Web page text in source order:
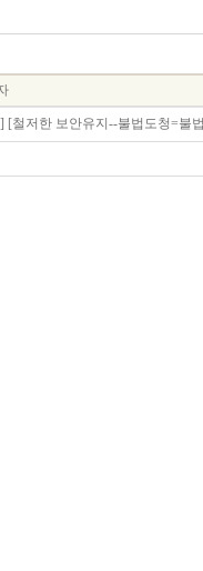
[철저한 보안유지--불법도청=불